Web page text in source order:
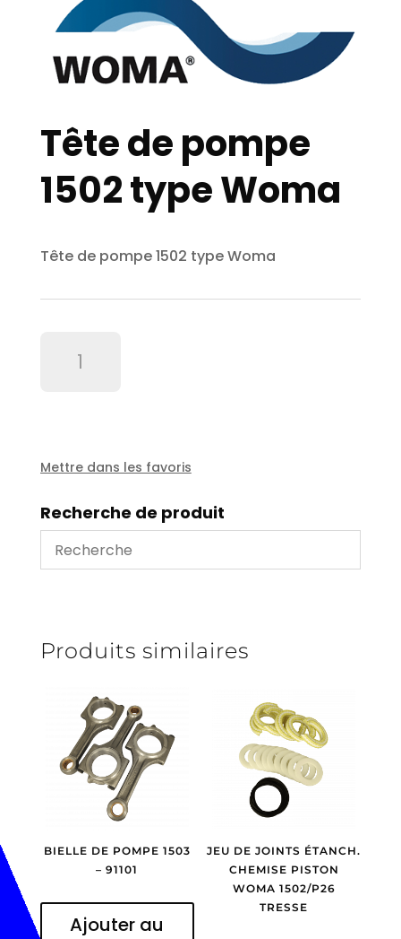
Tête de pompe
1502 type Woma
Tête de pompe 1502 type Woma
type
Mettre dans les favoris
Recherche de produit
Produits similaires
BIELLE DE POMPE 1503
– 91101
Ajouter au
JEU DE JOINTS ÉTANCH.
CHEMISE PISTON
WOMA 1502/P26
TRESSE